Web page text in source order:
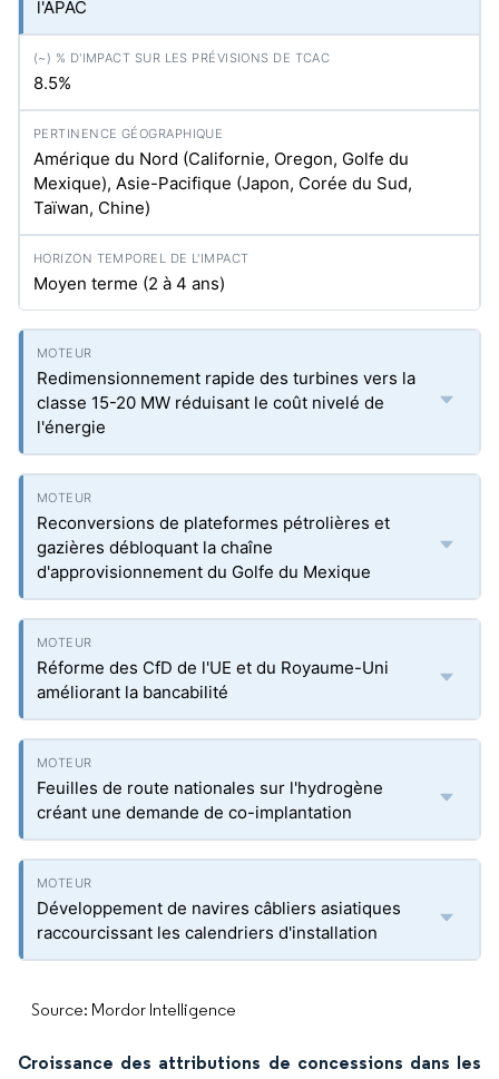
l'APAC
8.5%
Amérique du Nord (Californie, Oregon, Golfe du
Mexique), Asie-Pacifique (Japon, Corée du Sud,
Taïwan, Chine)
Moyen terme (2 à 4 ans)
Redimensionnement rapide des turbines vers la
classe 15-20 MW réduisant le coût nivelé de
l'énergie
Reconversions de plateformes pétrolières et
gazières débloquant la chaîne
d'approvisionnement du Golfe du Mexique
Réforme des CfD de l'UE et du Royaume-Uni
améliorant la bancabilité
Feuilles de route nationales sur l'hydrogène
créant une demande de co-implantation
Développement de navires câbliers asiatiques
raccourcissant les calendriers d'installation
Source: Mordor Intelligence
Croissance des attributions de concessions dans les